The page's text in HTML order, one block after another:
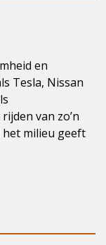
en
Tesla, Nissan
van zo’n
milieu geeft